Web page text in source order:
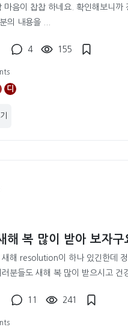
마음이 찹찹 하네요. 확인해보니까
의 내용을 ...
4 155
디
해 복 많이 받아 보자구
새해 resolution이 하나 있긴한데
러분들도 새해 복 많이 받으시고 건
11 241